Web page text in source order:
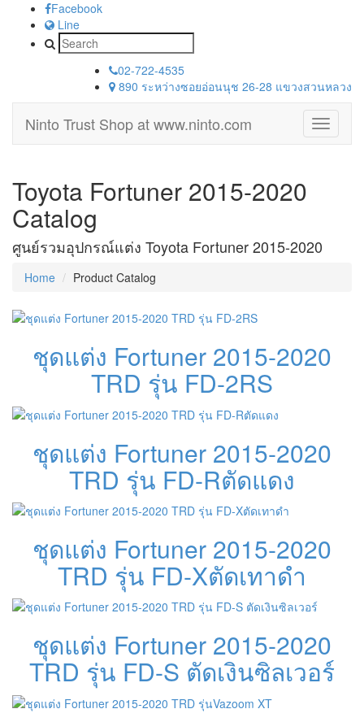
Facebook
Line
02-722-4535
890 ระหว่างซอยอ่อนนุช 26-28 แขวงสวนหลวง
Toggle
Ninto Trust Shopat www.ninto.com
Toyota Fortuner 2015-2020
Catalog
ศูนย์รวมอุปกรณ์แต่ง Toyota Fortuner 2015-2020
Home Product Catalog
ชุดแต่ง Fortuner 2015-2020
TRD รุ่น FD-2RS
ชุดแต่ง Fortuner 2015-2020
TRD รุ่น FD-Rตัดแดง
ชุดแต่ง Fortuner 2015-2020
TRD รุ่น FD-Xตัดเทาดำ
ชุดแต่ง Fortuner 2015-2020
TRD รุ่น FD-S ตัดเงินซิลเวอร์